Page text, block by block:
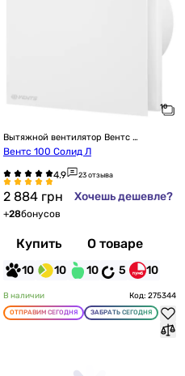
Вытяжной вентилятор Вентс
настенный
Вентс 100 Солид Л
23 отзыва
2 884 грн Хочешь дешевле?
+28бонусов
Купить О товаре
10 10 10 5 10
В наличии Код: 275344
ОТПРАВИМ СЕГОДНЯ ЗАБРАТЬ СЕГОДНЯ